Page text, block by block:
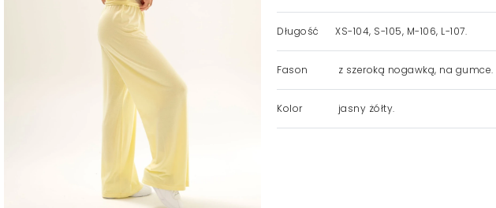
Długość XS-104, S-105, M-106, L-107.
Fason z szeroką nogawką, na gumce.
Kolor jasny żółty.